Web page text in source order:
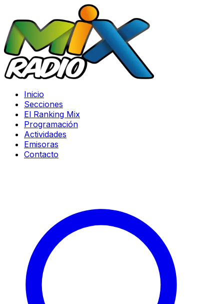
Inicio
Secciones
El Ranking Mix
Programación
Actividades
Emisoras
Contacto